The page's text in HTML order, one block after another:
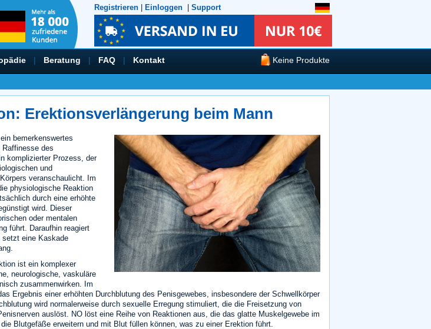
Registrieren Einloggen Support
| Beratung | FAQ | Kontakt Keine Produkte
Erektionsverlängerung beim Mann
bemerkenswertes
des
komplizierter Prozess, der
und
veranschaulicht. Im
physiologische Reaktion
durch eine erhöhte
wird. Dieser
oder mentalen
führt. Daraufhin reagiert
eine Kaskade
ist ein komplexer
neurologische, vaskuläre
zusammenwirken. Im
Ergebnis einer erhöhten Durchblutung des Penisgewebes, insbesondere der Schwellkörper
wird normalerweise durch sexuelle Erregung stimuliert, die die Freisetzung von
auslöst. NO löst eine Reihe von Reaktionen aus, die das glatte Muskelgewebe im
Blutgefäße erweitern und mit Blut füllen können, was zu einer Erektion führt.